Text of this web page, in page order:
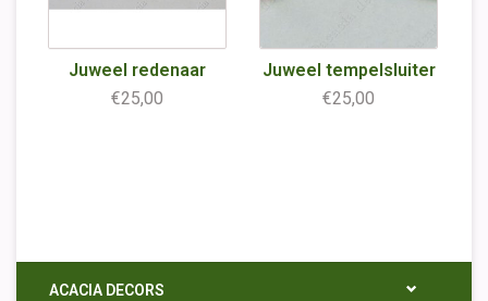
Juweel redenaar
€25,00
Juweel tempelsluiter
€25,00
ACACIA DECORS